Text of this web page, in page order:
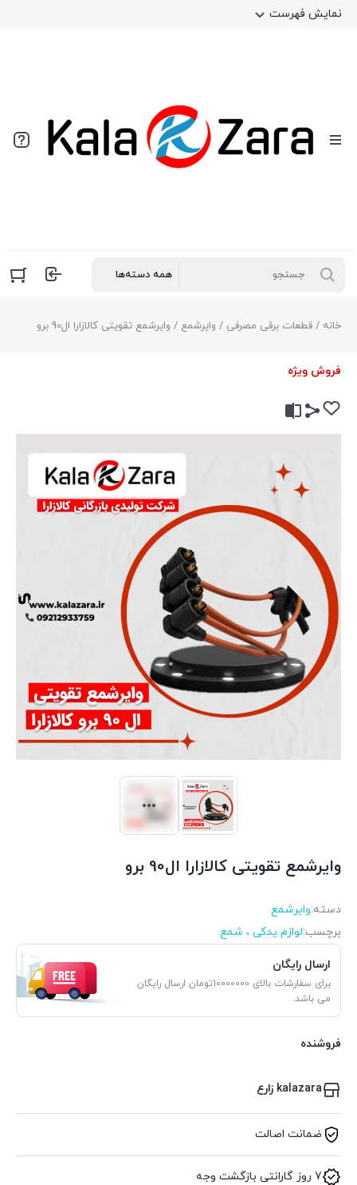
نمایش فهرست
خانه / قطعات برقی مصرفی / وایرشمع / وایرشمع تقویتی کالازارا ال90 برو
فروش ویژه
وایرشمع تقویتی کالازارا ال90 برو
دسته:وایرشمع
برچسب:لوازم یدکی ، شمع
ارسال رایگان
برای سفارشات بالای 10000000تومان ارسال رایگان
می باشد.
فروشنده
kalazara زارع
ضمانت اصالت
7 روز گارانتی بازگشت وجه